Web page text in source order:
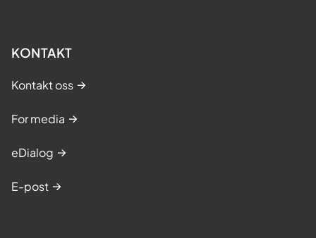
KONTAKT
Kontakt oss
For media
eDialog
E-post